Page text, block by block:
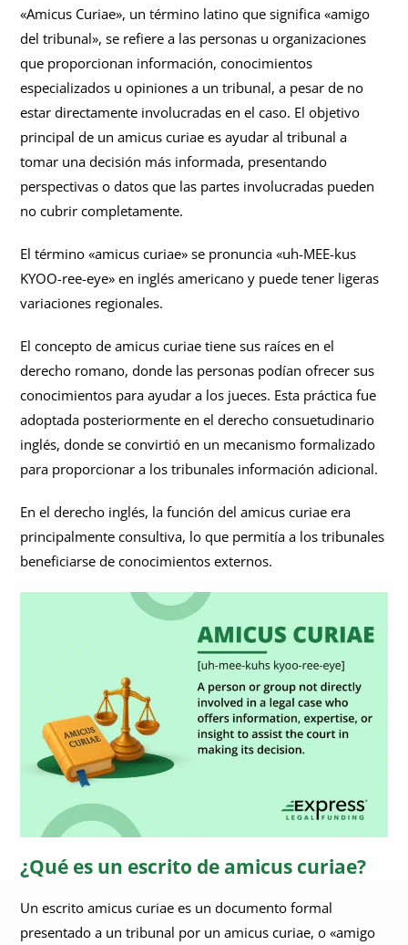
«Amicus Curiae», un término latino que significa «amigo
del tribunal», se refiere a las personas u organizaciones
que proporcionan información, conocimientos
especializados u opiniones a un tribunal, a pesar de no
estar directamente involucradas en el caso. El objetivo
principal de un amicus curiae es ayudar al tribunal a
tomar una decisión más informada, presentando
perspectivas o datos que las partes involucradas pueden
no cubrir completamente.
El término «amicus curiae» se pronuncia «uh-MEE-kus
KYOO-ree-eye» en inglés americano y puede tener ligeras
variaciones regionales.
El concepto de amicus curiae tiene sus raíces en el
derecho romano, donde las personas podían ofrecer sus
conocimientos para ayudar a los jueces. Esta práctica fue
adoptada posteriormente en el derecho consuetudinario
inglés, donde se convirtió en un mecanismo formalizado
para proporcionar a los tribunales información adicional.
En el derecho inglés, la función del amicus curiae era
principalmente consultiva, lo que permitía a los tribunales
beneficiarse de conocimientos externos.
¿Qué es un escrito de amicus curiae?
Un escrito amicus curiae es un documento formal
presentado a un tribunal por un amicus curiae, o «amigo